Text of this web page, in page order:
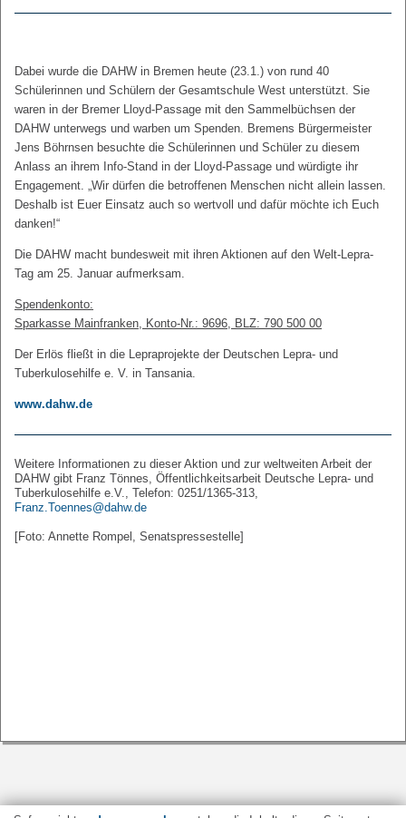
Dabei wurde die DAHW in Bremen heute (23.1.) von rund 40
Schülerinnen und Schülern der Gesamtschule West unterstützt. Sie
waren in der Bremer Lloyd-Passage mit den Sammelbüchsen der
DAHW unterwegs und warben um Spenden. Bremens Bürgermeister
Jens Böhrnsen besuchte die Schülerinnen und Schüler zu diesem
Anlass an ihrem Info-Stand in der Lloyd-Passage und würdigte ihr
Engagement. „Wir dürfen die betroffenen Menschen nicht allein lassen.
Deshalb ist Euer Einsatz auch so wertvoll und dafür möchte ich Euch
danken!“
Die DAHW macht bundesweit mit ihren Aktionen auf den Welt-Lepra-
Tag am 25. Januar aufmerksam.
Spendenkonto:
Sparkasse Mainfranken, Konto-Nr.: 9696, BLZ: 790 500 00
Der Erlös fließt in die Lepraprojekte der Deutschen Lepra- und
Tuberkulosehilfe e. V. in Tansania.
www.dahw.de
Weitere Informationen zu dieser Aktion und zur weltweiten Arbeit der
DAHW gibt Franz Tönnes, Öffentlichkeitsarbeit Deutsche Lepra- und
Tuberkulosehilfe e.V., Telefon: 0251/1365-313,
Franz.Toennes@dahw.de
[Foto: Annette Rompel, Senatspressestelle]